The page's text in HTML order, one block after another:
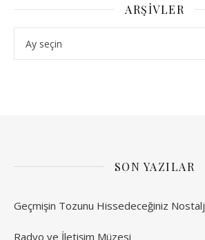
ARŞIVLER
SON YAZILAR
Geçmişin Tozunu Hissedeceğiniz
Radyo ve İletişim Müzesi